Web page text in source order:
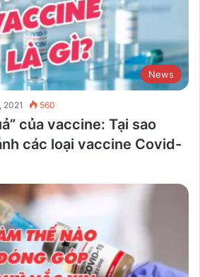
News
2021 560
của vaccine: Tại sao
các loại vaccine Covid-